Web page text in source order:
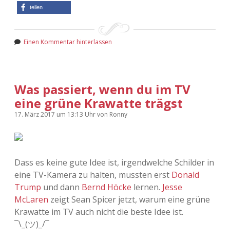
teilen
Einen Kommentar hinterlassen
Was passiert, wenn du im TV
eine grüne Krawatte trägst
17. März 2017 um 13:13 Uhrvon Ronny
Dass es keine gute Idee ist, irgendwelche Schilder in
eine TV-Kamera zu halten, mussten erst Donald
Trump und dann Bernd Höcke lernen. Jesse
McLaren zeigt Sean Spicer jetzt, warum eine grüne
Krawatte im TV auch nicht die beste Idee ist.
¯\_(ツ)_/¯